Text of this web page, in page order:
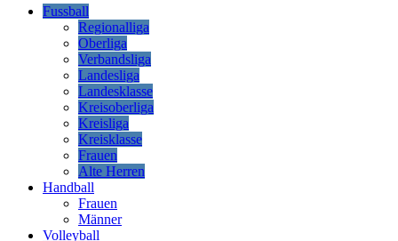
Fussball
Regionalliga
Oberliga
Verbandsliga
Landesliga
Landesklasse
Kreisoberliga
Kreisliga
Kreisklasse
Frauen
Alte Herren
Handball
Frauen
Männer
Volleyball